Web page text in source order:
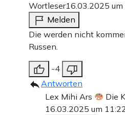
Wortleser16.03.2025
Melden
Die werden nicht
Russen.
-4
Antworten
Lex Mihi Ars
Die
16.03.2025 um